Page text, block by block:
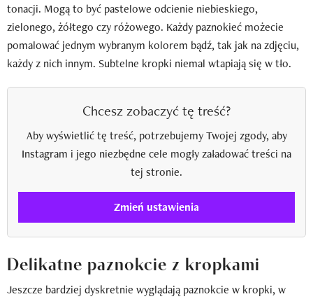
tonacji. Mogą to być pastelowe odcienie niebieskiego,
zielonego, żółtego czy różowego. Każdy paznokieć możecie
pomalować jednym wybranym kolorem bądź, tak jak na zdjęciu,
każdy z nich innym. Subtelne kropki niemal wtapiają się w tło.
Chcesz zobaczyć tę treść?
Aby wyświetlić tę treść, potrzebujemy Twojej zgody, aby
Instagram i jego niezbędne cele mogły załadować treści na
tej stronie.
Zmień ustawienia
Delikatne paznokcie z kropkami
Jeszcze bardziej dyskretnie wyglądają paznokcie w kropki, w